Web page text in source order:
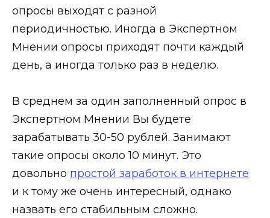
опросы выходят с разной
периодичностью. Иногда в Экспертном
Мнении опросы приходят почти каждый
день, а иногда только раз в неделю.
В среднем за один заполненный опрос в
Экспертном Мнении Вы будете
зарабатывать 30-50 рублей. Занимают
такие опросы около 10 минут. Это
довольно простой заработок в интернете
и к тому же очень интересный, однако
назвать его стабильным сложно.